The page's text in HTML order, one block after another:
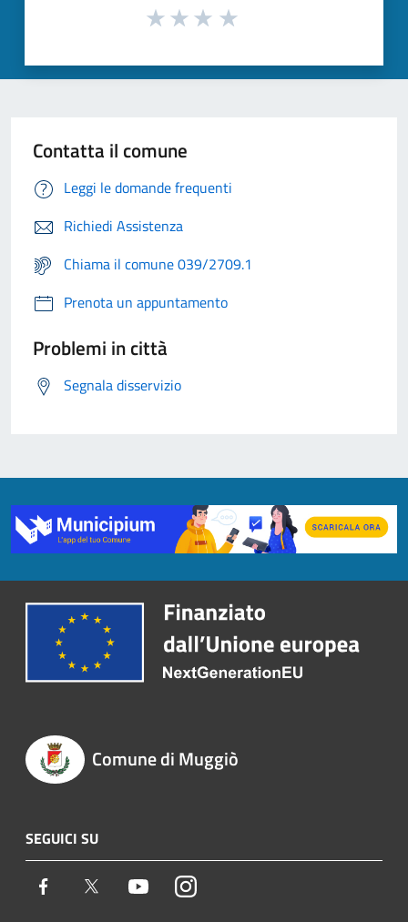
Contatta il comune
Leggi le domande frequenti
Richiedi Assistenza
Chiama il comune 039/2709.1
Prenota un appuntamento
Problemi in città
Segnala disservizio
Comune di Muggiò
SEGUICI SU
Facebook Twitter YoutubeInstagram